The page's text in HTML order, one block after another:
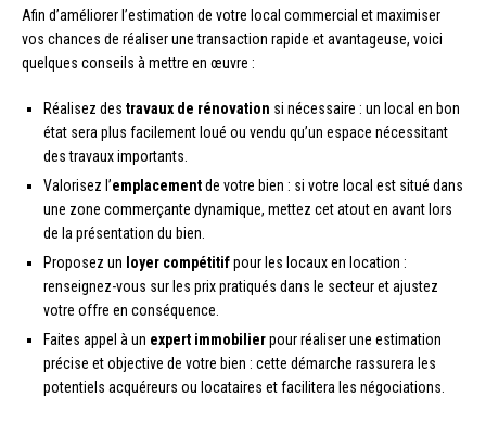
Afin d’améliorer l’estimation de votre local commercial et maximiser
vos chances de réaliser une transaction rapide et avantageuse, voici
quelques conseils à mettre en œuvre :
Réalisez des travaux de rénovation si nécessaire : un local en bon
état sera plus facilement loué ou vendu qu’un espace nécessitant
des travaux importants.
Valorisez l’emplacementde votre bien : si votre local est situé dans
une zone commerçante dynamique, mettez cet atout en avant lors
de la présentation du bien.
Proposez un loyer compétitifpour les locaux en location :
renseignez-vous sur les prix pratiqués dans le secteur et ajustez
votre offre en conséquence.
Faites appel à un expert immobilierpour réaliser une estimation
précise et objective de votre bien : cette démarche rassurera les
potentiels acquéreurs ou locataires et facilitera les négociations.